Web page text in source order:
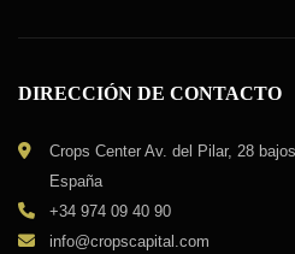
DIRECCIÓN DE CONTACTO
Crops Center Av. del Pilar, 28
España
+34 974 09 40 90
info@cropscapital.com